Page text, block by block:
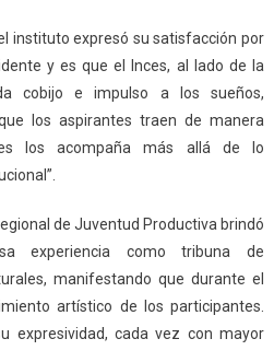
instituto expresó su satisfacción por
y es que el Inces, al lado de la
cobijo e impulso a los sueños,
los aspirantes traen de manera
los acompaña más allá de lo
de Juventud Productiva brindó
experiencia como tribuna de
manifestando que durante el
artístico de los participantes.
expresividad, cada vez con mayor